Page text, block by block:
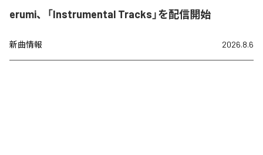
erumi、「Instrumental Tracks」を配信開始
新曲情報 2026.8.6